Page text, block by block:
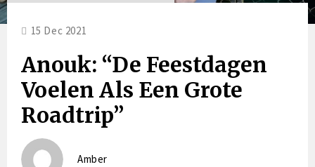
Anouk: “De Feestdagen
Voelen Als Een Grote
Roadtrip”
Amber
15 Dec 2021